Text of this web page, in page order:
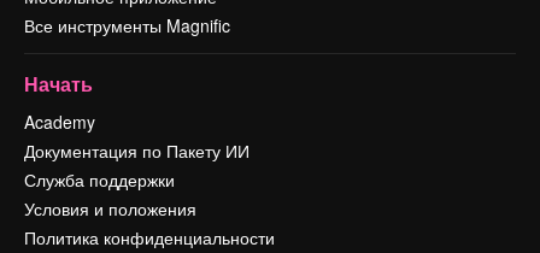
Все инструменты Magnific
Начать
Academy
Документация по Пакету ИИ
Служба поддержки
Условия и положения
Политика конфиденциальности